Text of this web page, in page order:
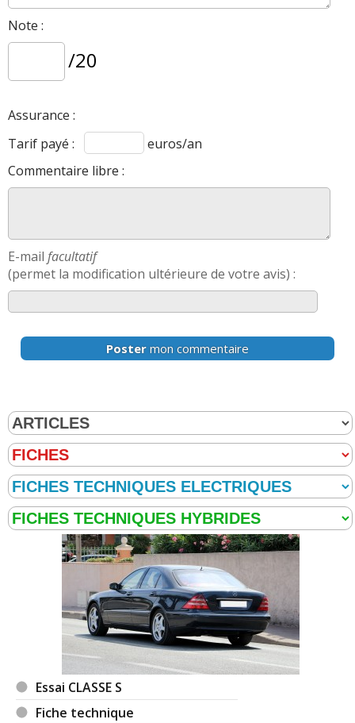
Note :
/20
Assurance :
Tarif payé :
euros/an
Commentaire libre :
E-mail facultatif
(permet la modification ultérieure de votre avis) :
Poster mon commentaire
Essai CLASSE S
Fiche technique